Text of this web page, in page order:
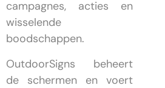
campagnes, acties en
wisselende
boodschappen.
OutdoorSigns beheert
de schermen en voert